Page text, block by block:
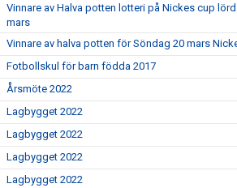
Vinnare av Halva potten lotteri på Nickes cup
mars
Vinnare av halva potten för Söndag 20 mars
Fotbollskul för barn födda 2017
Årsmöte 2022
Lagbygget 2022
Lagbygget 2022
Lagbygget 2022
Lagbygget 2022